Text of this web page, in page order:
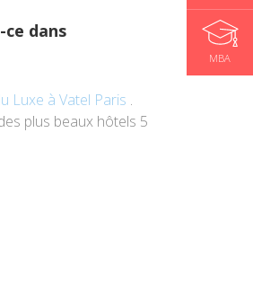
MBA
dans
Luxe à Vatel Paris .
des plus beaux hôtels 5